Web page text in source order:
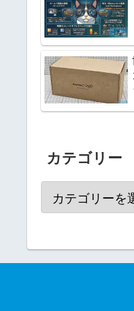
カテゴリー